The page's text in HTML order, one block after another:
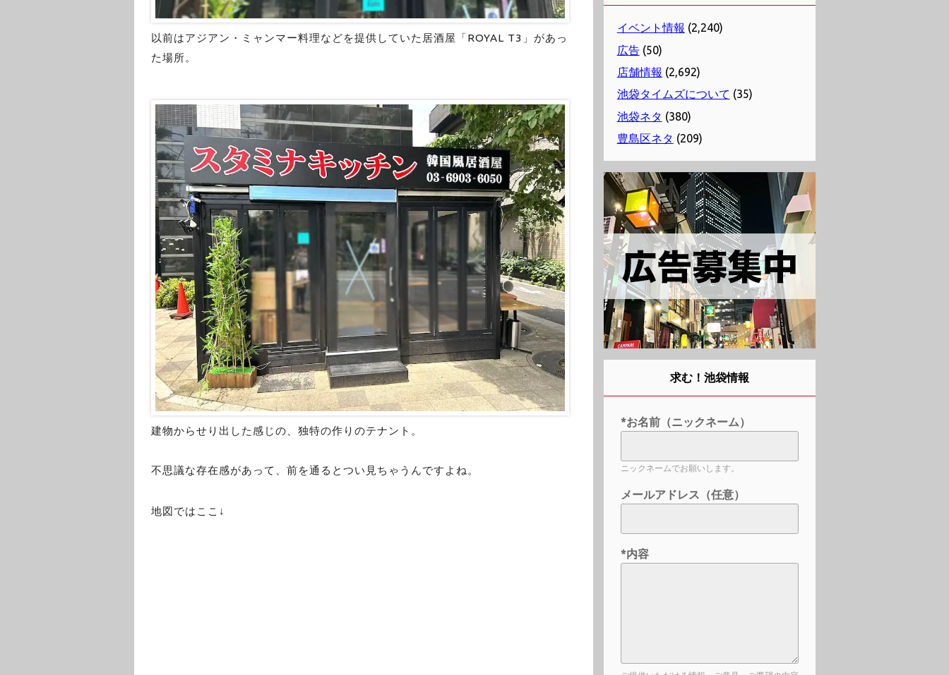
以前はアジアン・ミャンマー料理などを提供していた居酒屋「ROYAL T3」があっ
た場所。
建物からせり出した感じの、独特の作りのテナント。
不思議な存在感があって、前を通るとつい見ちゃうんですよね。
地図ではここ↓
イベント情報 (2,240)
広告(50)
店舗情報 (2,692)
池袋タイムズについて (35)
池袋ネタ (380)
豊島区ネタ (209)
求む！池袋情報
*お名前（ニックネーム）
ニックネームでお願いします。
メールアドレス（任意）
*内容